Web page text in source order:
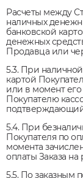
Расчеты между
наличных
банковской
денежных
Продавца или
5.3. При
картой
или в момент
Покупателю
подтверждающий
5.4. При
Покупателя по
момента
оплаты Заказа
5.5. По заказным